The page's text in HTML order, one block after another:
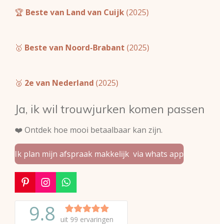
🏆 Beste van Land van Cuijk(2025)
🥇 Beste van Noord-Brabant (2025)
🥈 2e van Nederland (2025)
Ja, ik wil trouwjurken komen passen
❤️ Ontdek hoe mooi betaalbaar kan zijn.
Ik plan mijn afspraak makkelijk via whats app
P
i
I
n
s
t
W
h
a
t